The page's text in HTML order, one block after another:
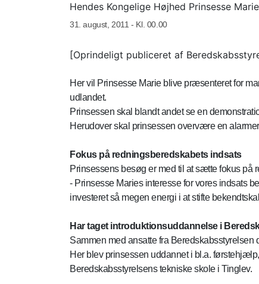
Hendes Kongelige Højhed Prinsesse
31. august, 2011 - Kl. 00.00
[Oprindeligt publiceret af
Her vil Prinsesse Marie blive præsenteret for
udlandet.
Prinsessen skal blandt andet se en
Herudover skal prinsessen overvære en
Fokus på redningsberedskabets indsats
Prinsessens besøg er med til at sætte fokus på
- Prinsesse Maries interesse for vores indsats
investeret så megen energi i at stifte
Har taget introduktionsuddannelse i
Sammen med ansatte fra
Her blev prinsessen uddannet i bl.a.
Beredskabsstyrelsens tekniske skole i Tinglev.